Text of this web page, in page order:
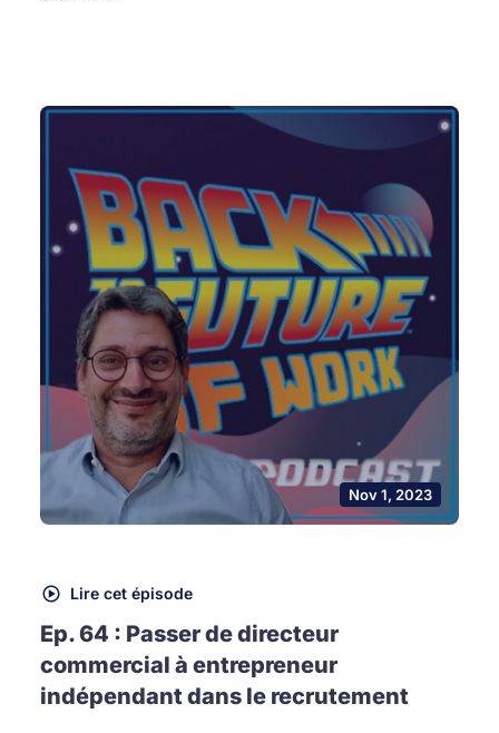
Nov 1, 2023
Lire cet épisode
Ep. 64 : Passer de directeur
commercial à entrepreneur
indépendant dans le recrutement